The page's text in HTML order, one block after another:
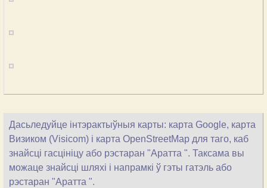
Дасьледуйце інтэрактыўныя карты: карта Google, карта
Визиком (Visicom) і карта OpenStreetMap для таго, каб
знайсці гасцініцу або рэстаран "Аратта ". Таксама вы
можаце знайсці шляхі і напрамкі ў гэты гатэль або
рэстаран "Аратта ".